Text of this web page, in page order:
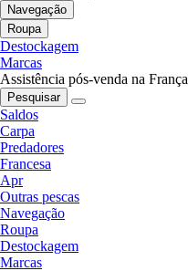
Navegação
Roupa
Destockagem
Marcas
Assistência pós-venda na França
Pesquisar
Saldos
Carpa
Predadores
Francesa
Apr
Outras pescas
Navegação
Roupa
Destockagem
Marcas